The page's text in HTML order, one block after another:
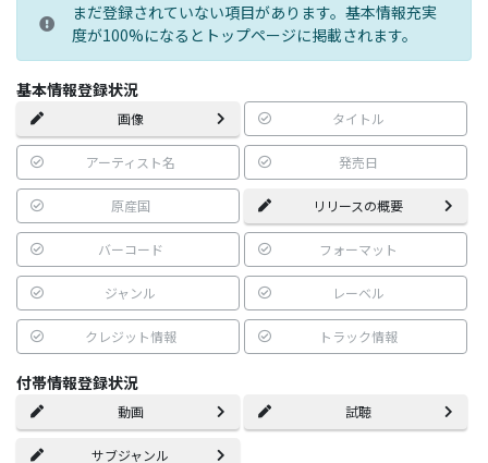
まだ登録されていない項目があります。基本情報充実
度が100%になるとトップページに掲載されます。
基本情報登録状況
画像 タイトル
アーティスト名 発売日
原産国 リリースの概要
バーコード フォーマット
ジャンル レーベル
クレジット情報 トラック情報
付帯情報登録状況
動画 試聴
サブジャンル